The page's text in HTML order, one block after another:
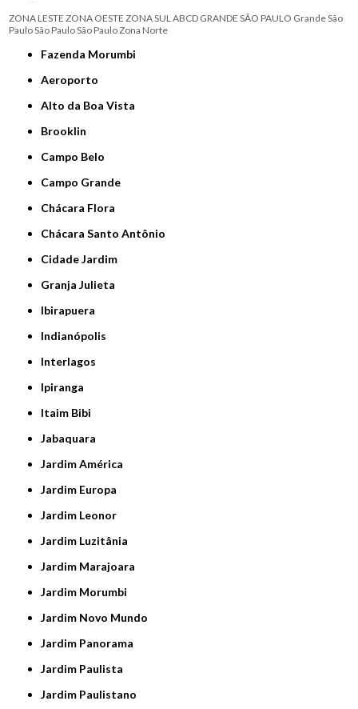
ZONA LESTE ZONA OESTE ZONA SUL ABCD GRANDE SÃO PAULO Grande São
PauloSão PauloSão PauloZona Norte
Fazenda Morumbi
Aeroporto
Alto da Boa Vista
Brooklin
Campo Belo
Campo Grande
Chácara Flora
Chácara Santo Antônio
Cidade Jardim
Granja Julieta
Ibirapuera
Indianópolis
Interlagos
Ipiranga
Itaim Bibi
Jabaquara
Jardim América
Jardim Europa
Jardim Leonor
Jardim Luzitânia
Jardim Marajoara
Jardim Morumbi
Jardim Novo Mundo
Jardim Panorama
Jardim Paulista
Jardim Paulistano